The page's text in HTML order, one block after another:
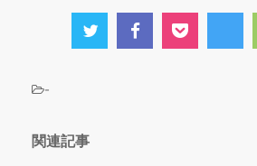
-
関連記事